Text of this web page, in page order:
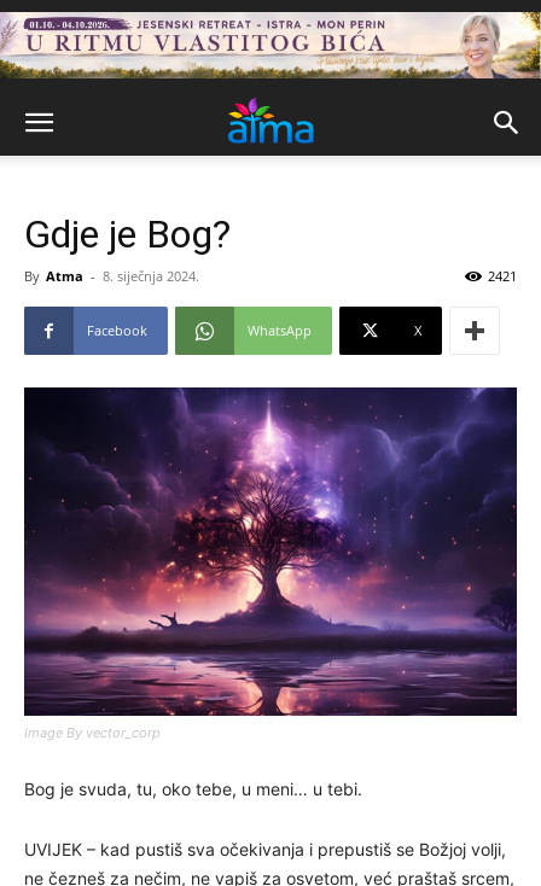
Gdje je Bog?
By Atma - 8. siječnja 2024. 2421
Facebook WhatsApp X
Image By vector_corp
Bog je svuda, tu, oko tebe, u meni… u tebi.
UVIJEK – kad pustiš sva očekivanja i prepustiš se Božjoj volji,
ne čezneš za nečim, ne vapiš za osvetom, već praštaš srcem,